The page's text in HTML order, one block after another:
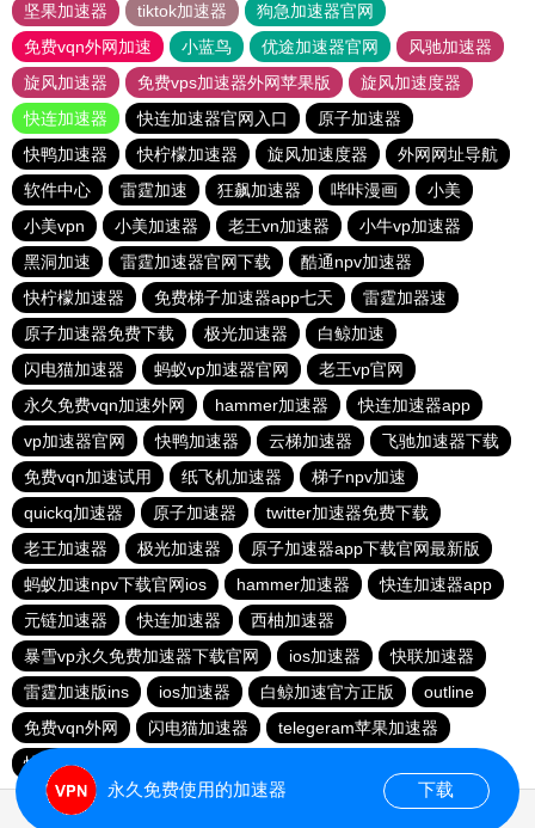
坚果加速器
tiktok加速器
狗急加速器官网
免费vqn外网加速
小蓝鸟 优途加速器官网
风驰加速器
旋风加速器
免费vps加速器外网苹果版
旋风加速度器
快连加速器
快连加速器官网入口
原子加速器
快鸭加速器
快柠檬加速器 旋风加速度器
外网网址导航
软件中心
雷霆加速 狂飙加速器 哔咔漫画
小美
小美vpn
小美加速器 老王vn加速器
小牛vp加速器
黑洞加速
雷霆加速器官网下载
酷通npv加速器
快柠檬加速器
免费梯子加速器app七天
雷霆加器速
原子加速器免费下载
极光加速器
白鲸加速
闪电猫加速器
蚂蚁vp加速器官网
老王vp官网
永久免费vqn加速外网
hammer加速器
快连加速器app
vp加速器官网
快鸭加速器 云梯加速器
飞驰加速器下载
免费vqn加速试用
纸飞机加速器
梯子npv加速
quickq加速器
原子加速器
twitter加速器免费下载
老王加速器
极光加速器
原子加速器app下载官网最新版
蚂蚁加速npv下载官网ios
hammer加速器
快连加速器app
元链加速器
快连加速器
西柚加速器
暴雪vp永久免费加速器下载官网
ios加速器
快联加速器
雷霆加速版ins
ios加速器 白鲸加速官方正版
outline
免费vqn外网
闪电猫加速器
telegeram苹果加速器
快连lets加速器
永久免费使用的加速器 下载